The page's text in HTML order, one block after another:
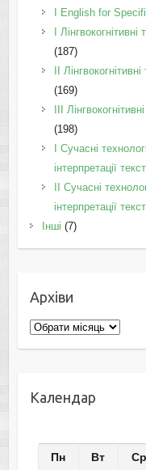
І English for
I Лінгвокогнітивні
(187)
IІ
(169)
IІI
(198)
I Cучасні
інтерпретації
II Cучасні
інтерпретації
Інші (7)
Архіви
Архіви
Календар
Пн Вт Ср